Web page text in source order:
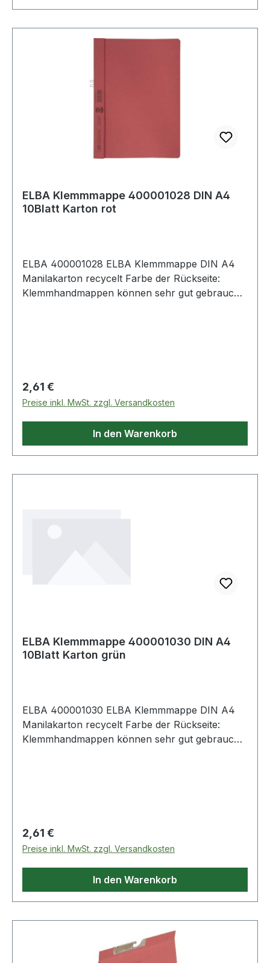
ELBA Klemmmappe 400001028 DIN A4
10Blatt Karton rot
ELBA 400001028 ELBA Klemmmappe DIN A4
Manilakarton recycelt Farbe der Rückseite:
Klemmhandmappen können sehr gut gebraucht
Regulärer Preis:
2,61 €
Preise inkl. MwSt. zzgl. Versandkosten
In den Warenkorb
ELBA Klemmmappe 400001030 DIN A4
10Blatt Karton grün
ELBA 400001030 ELBA Klemmmappe DIN A4
Manilakarton recycelt Farbe der Rückseite:
Klemmhandmappen können sehr gut gebraucht
Regulärer Preis:
2,61 €
Preise inkl. MwSt. zzgl. Versandkosten
In den Warenkorb